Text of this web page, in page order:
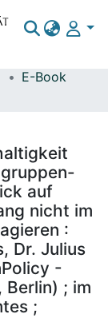
E-Book
auf
nicht im
:
Dr. Julius
-
; im
;